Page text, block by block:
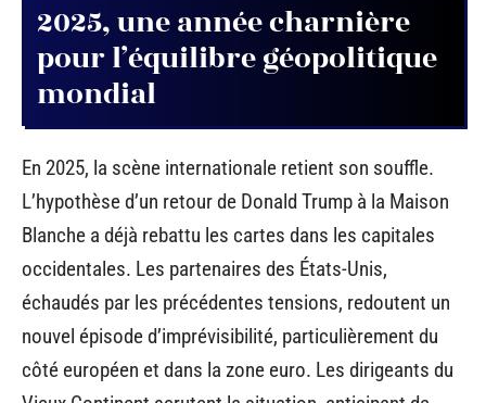
2025, une année charnière
pour l’équilibre géopolitique
mondial
En 2025, la scène internationale retient son souffle.
L’hypothèse d’un retour de Donald Trump à la Maison
Blanche a déjà rebattu les cartes dans les capitales
occidentales. Les partenaires des États-Unis,
échaudés par les précédentes tensions, redoutent un
nouvel épisode d’imprévisibilité, particulièrement du
côté européen et dans la zone euro. Les dirigeants du